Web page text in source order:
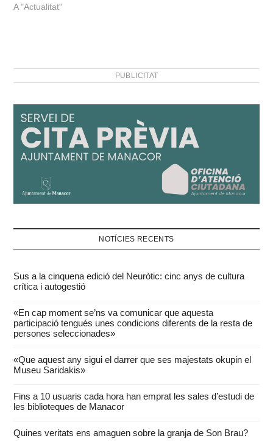
A "Actualitat"
PUBLICITAT
NOTÍCIES RECENTS
Sus a la cinquena edició del Neuròtic: cinc anys de cultura
crítica i autogestió
«En cap moment se’ns va comunicar que aquesta
participació tengués unes condicions diferents de la resta de
persones seleccionades»
«Que aquest any sigui el darrer que ses majestats okupin el
Museu Saridakis»
Fins a 10 usuaris cada hora han emprat les sales d’estudi de
les biblioteques de Manacor
Quines veritats ens amaguen sobre la granja de Son Brau?